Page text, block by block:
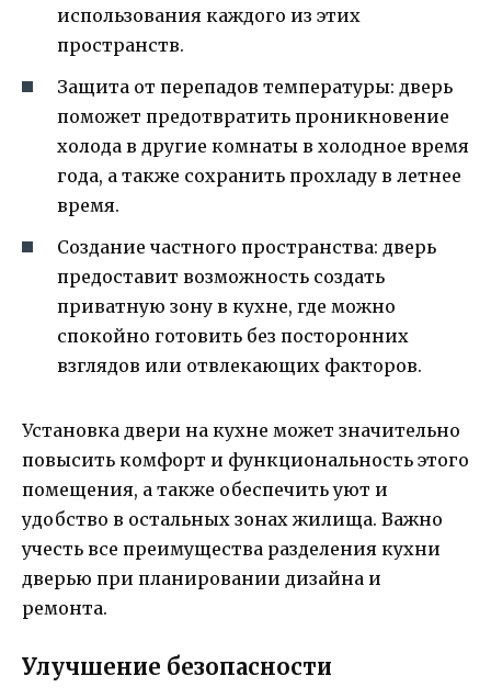
использования каждого из этих
пространств.
Защита от перепадов температуры: дверь
поможет предотвратить проникновение
холода в другие комнаты в холодное время
года, а также сохранить прохладу в летнее
время.
Создание частного пространства: дверь
предоставит возможность создать
приватную зону в кухне, где можно
спокойно готовить без посторонних
взглядов или отвлекающих факторов.
Установка двери на кухне может значительно
повысить комфорт и функциональность этого
помещения, а также обеспечить уют и
удобство в остальных зонах жилища. Важно
учесть все преимущества разделения кухни
дверью при планировании дизайна и
ремонта.
Улучшение безопасности